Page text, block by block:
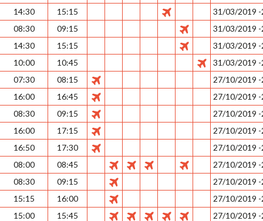
14:30
15:15
31/03/2019
08:30
09:15
31/03/2019
14:30
15:15
31/03/2019
10:00
10:45
31/03/2019
07:30
08:15
27/10/2019
16:00
16:45
27/10/2019
08:30
09:15
27/10/2019
16:00
17:15
27/10/2019
16:50
17:30
27/10/2019
08:00
08:45
27/10/2019
08:30
09:15
27/10/2019
15:15
16:00
27/10/2019
15:00
15:45
27/10/2019